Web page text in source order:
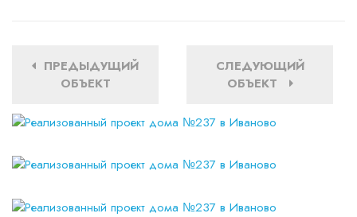
ПРЕДЫДУЩИЙ
ОБЪЕКТ
СЛЕДУЮЩИЙ
ОБЪЕКТ